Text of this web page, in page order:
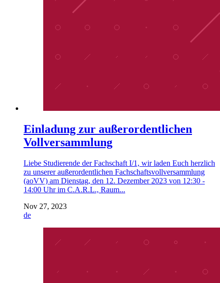
Einladung zur außerordentlichen
Vollversammlung
Liebe Studierende der Fachschaft I/1, wir laden Euch herzlich
zu unserer außerordentlichen Fachschaftsvollversammlung
(aoVV) am Dienstag, den 12. Dezember 2023 von 12:30 -
14:00 Uhr im C.A.R.L., Raum...
Nov 27, 2023
de